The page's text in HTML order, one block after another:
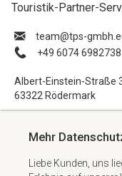
Touristik-Partner-
ue.hbmg-
+49 6074 6982738
Albert-Einstein-Straße
63322 Rödermark
Impressum
AGB
Mehr
Liebe Kunden, uns